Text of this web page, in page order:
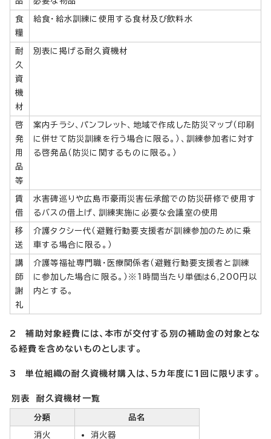
食
糧
給食・給水訓練に使用する食材及び飲料水
耐
久
資
機
材
別表に掲げる耐久資機材
啓
発
用
品
等
案内チラシ、パンフレット、地域で作成した防災マップ（印刷
に併せて防災訓練を行う場合に限る。）、訓練参加者に対す
る啓発品（防災に関するものに限る。）
賃
借
水害碑巡りや広島市豪雨災害伝承館での防災研修で使用す
るバスの借上げ、訓練実施に必要な会議室の使用
移
送
介護タクシー代（避難行動要支援者が訓練参加のために乗
車する場合に限る。）
講
師
謝
礼
介護等福祉専門職・医療関係者（避難行動要支援者と訓練
に参加した場合に限る。）※1時間当たり単価は6,200円以
内とする。
2 補助対象経費には、本市が交付する別の補助金の対象とな
る経費を含めないものとします。
3 単位組織の耐久資機材購入は、5カ年度に1回に限ります。
別表 耐久資機材一覧
分類 品名
消火 消火器